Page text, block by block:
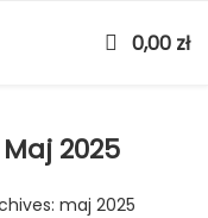
0,00 zł
Maj 2025
maj 2025